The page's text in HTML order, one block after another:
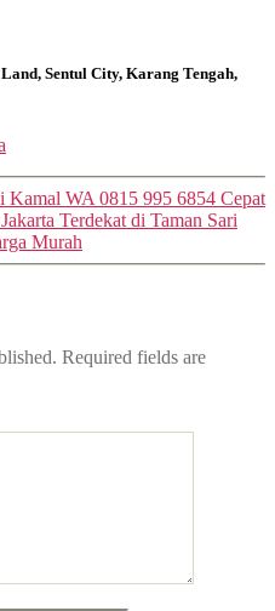
Sentul City, Karang Tengah,
Kamal WA 0815 995 6854 Cepat
Terdekat di Taman Sari
Murah
Required fields are